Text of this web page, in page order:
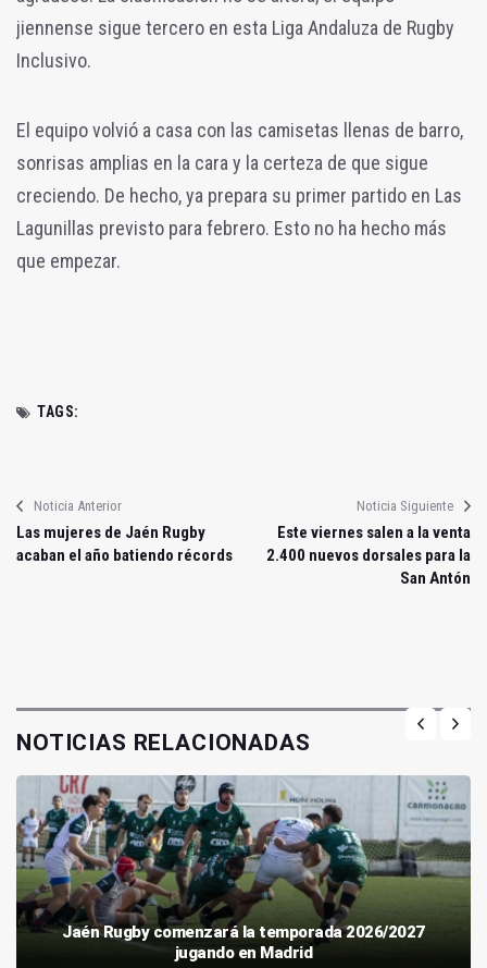
jiennense sigue tercero en esta Liga Andaluza de Rugby
Inclusivo.
El equipo volvió a casa con las camisetas llenas de barro,
sonrisas amplias en la cara y la certeza de que sigue
creciendo. De hecho, ya prepara su primer partido en Las
Lagunillas previsto para febrero. Esto no ha hecho más
que empezar.
TAGS:
Noticia Anterior
Las mujeres de Jaén Rugby
acaban el año batiendo récords
Noticia Siguiente
Este viernes salen a la venta
2.400 nuevos dorsales para la
San Antón
NOTICIAS RELACIONADAS
Jaén Rugby comenzará la temporada 2026/2027
jugando en Madrid